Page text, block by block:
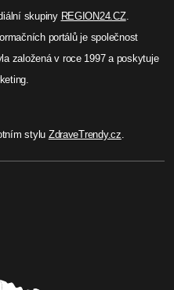
skupiny REGION24.CZ.
portálů je společnost
založená v roce 1997 a poskytuje
stylu ZdraveTrendy.cz